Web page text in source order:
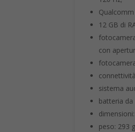
Qualcomm
12 GB di
con
sistema
batteria da
peso: 293